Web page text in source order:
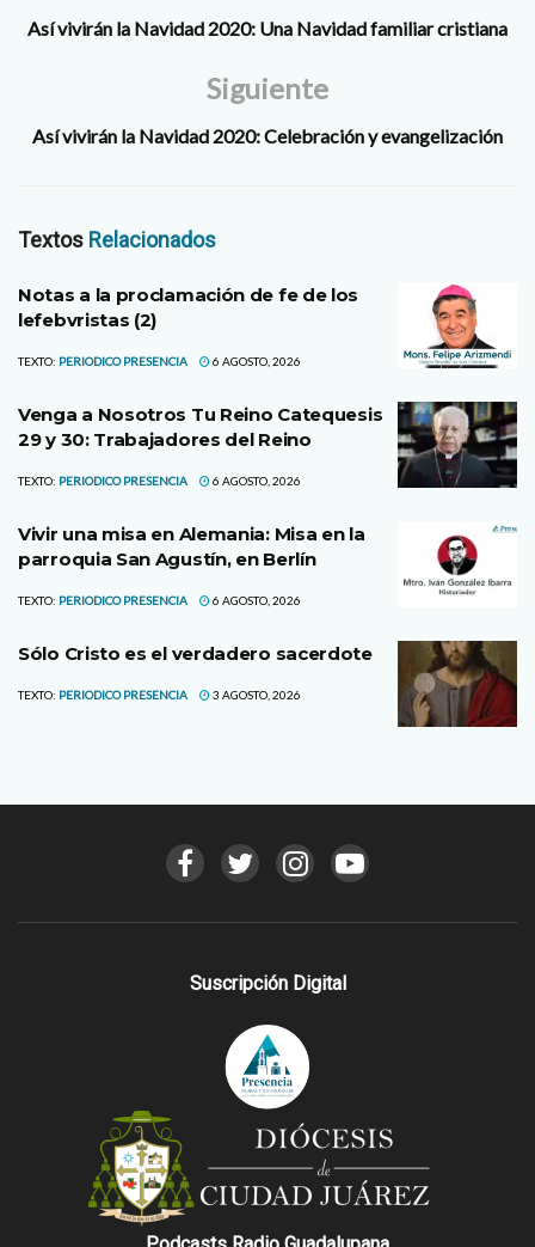
Así vivirán la Navidad 2020: Una Navidad familiar cristiana
Siguiente
Así vivirán la Navidad 2020: Celebración y evangelización
Textos Relacionados
Notas a la proclamación de fe de los
lefebvristas (2)
TEXTO: PERIODICO PRESENCIA 6 AGOSTO, 2026
Venga a Nosotros Tu Reino Catequesis
29 y 30: Trabajadores del Reino
TEXTO: PERIODICO PRESENCIA 6 AGOSTO, 2026
Vivir una misa en Alemania: Misa en la
parroquia San Agustín, en Berlín
TEXTO: PERIODICO PRESENCIA 6 AGOSTO, 2026
Sólo Cristo es el verdadero sacerdote
TEXTO: PERIODICO PRESENCIA 3 AGOSTO, 2026
Suscripción Digital